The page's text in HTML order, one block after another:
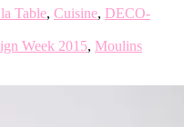
Table, Cuisine, DECO-
Week 2015, Moulins